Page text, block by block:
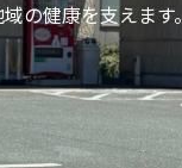
の健康を支えます。